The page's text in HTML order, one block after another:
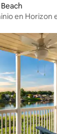
en Horizon